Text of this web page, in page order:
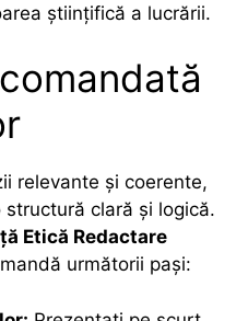
științifică a lucrării.
relevante și coerente,
clară și logică.
Etică Redactare
următorii pași: